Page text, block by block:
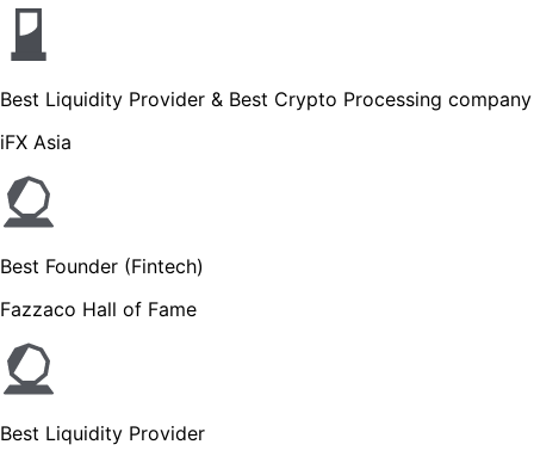
Best Liquidity Provider & Best Crypto Processing company
iFX Asia
Best Founder (Fintech)
Fazzaco Hall of Fame
Best Liquidity Provider